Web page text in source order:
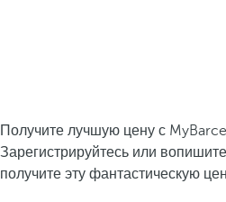
Получите лучшую цену с
Зарегистрируйтесь или
получите эту фантастическую